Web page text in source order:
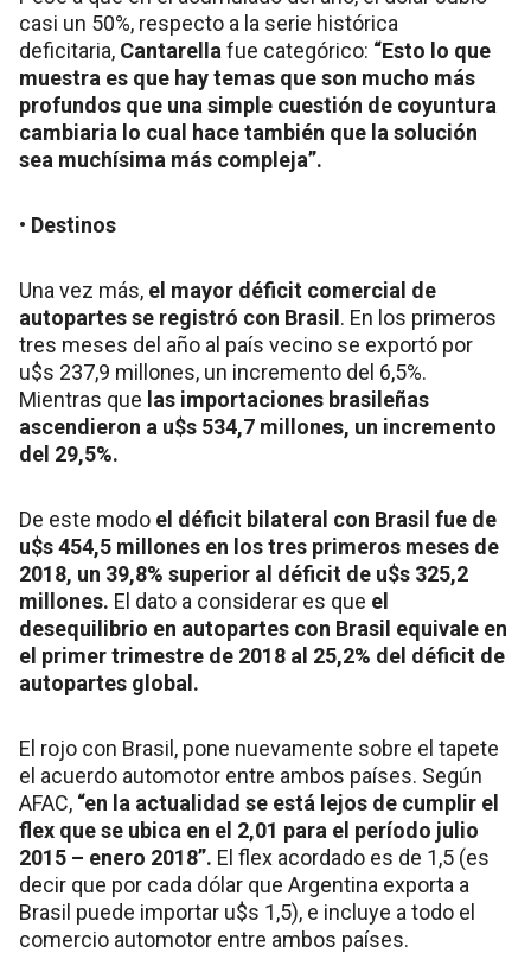
casi un 50%, respecto a la serie histórica
deficitaria, Cantarella fue categórico: “Esto lo que
muestra es que hay temas que son mucho más
profundos que una simple cuestión de coyuntura
cambiaria lo cual hace también que la solución
sea muchísima más compleja”.
• Destinos
Una vez más, el mayor déficit comercial de
autopartes se registró con Brasil. En los primeros
tres meses del año al país vecino se exportó por
u$s 237,9 millones, un incremento del 6,5%.
Mientras que las importaciones brasileñas
ascendieron a u$s 534,7 millones, un incremento
del 29,5%.
De este modo el déficit bilateral con Brasil fue de
u$s 454,5 millones en los tres primeros meses de
2018, un 39,8% superior al déficit de u$s 325,2
millones. El dato a considerar es que el
desequilibrio en autopartes con Brasil equivale en
el primer trimestre de 2018 al 25,2% del déficit de
autopartes global.
El rojo con Brasil, pone nuevamente sobre el tapete
el acuerdo automotor entre ambos países. Según
AFAC, “en la actualidad se está lejos de cumplir el
flex que se ubica en el 2,01 para el período julio
2015 – enero 2018”. El flex acordado es de 1,5 (es
decir que por cada dólar que Argentina exporta a
Brasil puede importar u$s 1,5), e incluye a todo el
comercio automotor entre ambos países.